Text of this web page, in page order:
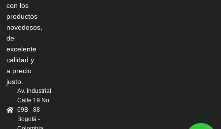
con los
productos
novedosos,
de
excelente
calidad y
a precio
justo.
Av. Industrial
Calle 19 No.
69B - 88
Bogotá -